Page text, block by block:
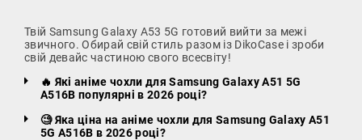
Твій Samsung Galaxy A53 5G готовий вийти за межі
звичного. Обирай свій стиль разом із DikoCase і зроби
свій девайс частиною свого всесвіту!
🔥 Які аніме чохли для Samsung Galaxy A51 5G
A516B популярні в 2026 році?
🧐 Яка ціна на аніме чохли для Samsung Galaxy A51
5G A516B в 2026 році?